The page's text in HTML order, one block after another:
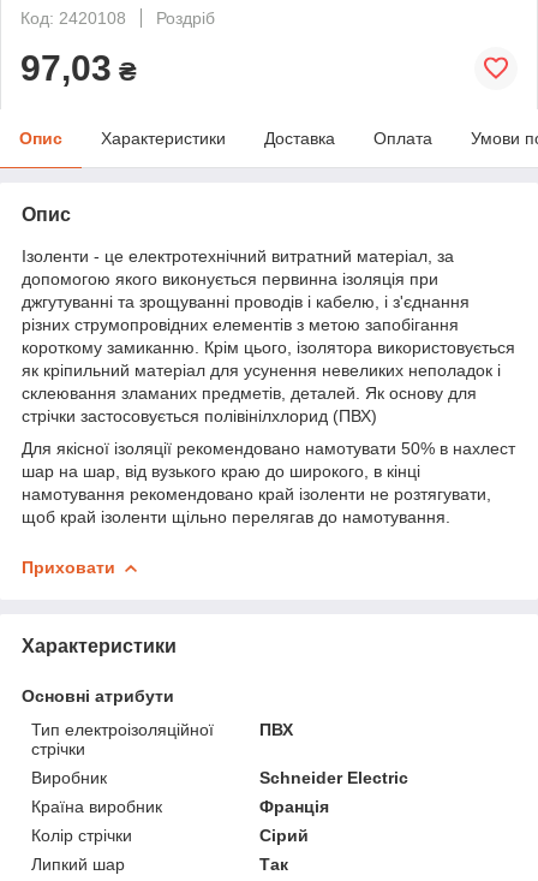
Код: 2420108
Роздріб
97,03 ₴
Опис Характеристики Доставка Оплата Умови
Опис
Ізоленти - це електротехнічний витратний матеріал, за
допомогою якого виконується первинна ізоляція при
джгутуванні та зрощуванні проводів і кабелю, і з'єднання
різних струмопровідних елементів з метою запобігання
короткому замиканню. Крім цього, ізолятора використовується
як кріпильний матеріал для усунення невеликих неполадок і
склеювання зламаних предметів, деталей. Як основу для
стрічки застосовується полівінілхлорид (ПВХ)
Для якісної ізоляції рекомендовано намотувати 50% в нахлест
шар на шар, від вузького краю до широкого, в кінці
намотування рекомендовано край ізоленти не розтягувати,
щоб край ізоленти щільно перелягав до намотування.
Приховати
Характеристики
Основні атрибути
Тип електроізоляційної
стрічки
ПВХ
Виробник
Schneider Electric
Країна виробник
Франція
Колір стрічки
Сірий
Липкий шар
Так